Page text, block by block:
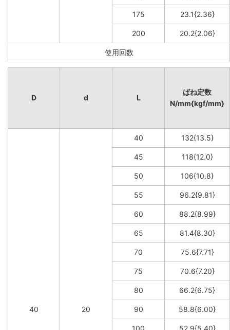
175 23.1{2.36}
200 20.2{2.06}
使用回数
D d L
ばね定数
N/mm{kgf/mm}
40 20
40 132{13.5}
45 118{12.0}
50 106{10.8}
55 96.2{9.81}
60 88.2{8.99}
65 81.4{8.30}
70 75.6{7.71}
75 70.6{7.20}
80 66.2{6.75}
90 58.8{6.00}
100 52.9{5.40}